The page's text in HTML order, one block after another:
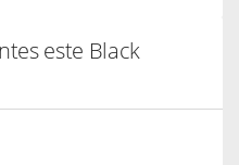
este Black